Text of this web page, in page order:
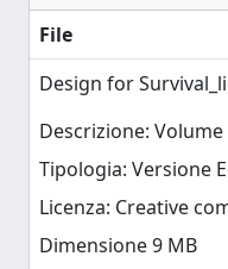
File
Design for
Descrizione:
Tipologia: Versione
Licenza: Creative
Dimensione 9 MB